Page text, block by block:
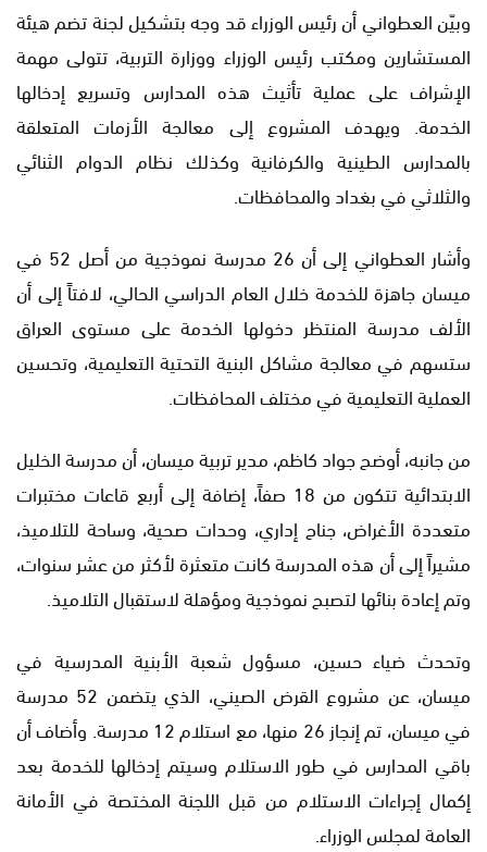
وبيّن العطواني أن رئيس الوزراء قد وجه بتشكيل لجنة تضم هيئة
المستشارين ومكتب رئيس الوزراء ووزارة التربية، تتولى مهمة
الإشراف على عملية تأثيث هذه المدارس وتسريع إدخالها
الخدمة. ويهدف المشروع إلى معالجة الأزمات المتعلقة
بالمدارس الطينية والكرفانية وكذلك نظام الدوام الثنائي
والثلاثي في بغداد والمحافظات.
وأشار العطواني إلى أن 26 مدرسة نموذجية من أصل 52 في
ميسان جاهزة للخدمة خلال العام الدراسي الحالي، لافتاً إلى أن
الألف مدرسة المنتظر دخولها الخدمة على مستوى العراق
ستسهم في معالجة مشاكل البنية التحتية التعليمية، وتحسين
العملية التعليمية في مختلف المحافظات.
من جانبه، أوضح جواد كاظم، مدير تربية ميسان، أن مدرسة الخليل
الابتدائية تتكون من 18 صفاً، إضافة إلى أربع قاعات مختبرات
متعددة الأغراض، جناح إداري، وحدات صحية، وساحة للتلاميذ،
مشيراً إلى أن هذه المدرسة كانت متعثرة لأكثر من عشر سنوات،
وتم إعادة بنائها لتصبح نموذجية ومؤهلة لاستقبال التلاميذ.
وتحدث ضياء حسين، مسؤول شعبة الأبنية المدرسية في
ميسان، عن مشروع القرض الصيني، الذي يتضمن 52 مدرسة
في ميسان، تم إنجاز 26 منها، مع استلام 12 مدرسة. وأضاف أن
باقي المدارس في طور الاستلام وسيتم إدخالها للخدمة بعد
إكمال إجراءات الاستلام من قبل اللجنة المختصة في الأمانة
العامة لمجلس الوزراء.